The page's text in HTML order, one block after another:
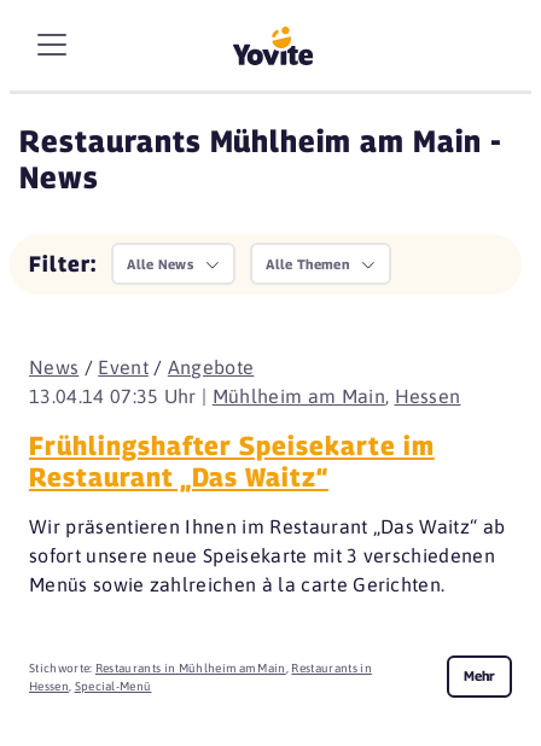
Restaurants Mühlheim am Main -
News
Filter: Alle News Alle Themen
13.04.14 07:35 Uhr | Mühlheim am Main, Hessen
News / Event/ Angebote
Frühlingshafter Speisekarte im
Restaurant „Das Waitz“
Wir präsentieren Ihnen im Restaurant „Das Waitz“ ab
sofort unsere neue Speisekarte mit 3 verschiedenen
Menüs sowie zahlreichen à la carte Gerichten.
Stichworte: Restaurants in Mühlheim am Main
Restaurants in
Hessen Special-Menü
Mehr